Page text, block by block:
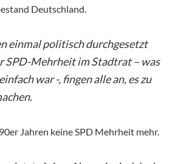
Deutschland.
einmal politisch durchgesetzt
SPD-Mehrheit im Stadtrat – was
war -, fingen alle an, es zu
Jahren keine SPD Mehrheit mehr.